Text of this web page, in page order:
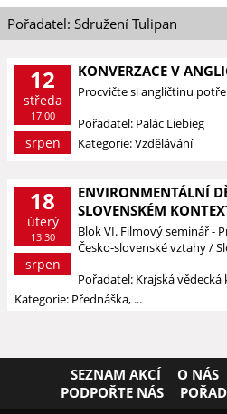
Pořadatel: Sdružení Tulipan
12
středa
17:00
srpen
KONVERZACE V
Procvičte si angličtinu
Pořadatel: Palác Liebieg
Kategorie: Vzdělávání
18
úterý
13:30
srpen
ENVIRONMENTÁLNÍ
SLOVENSKÉM
Blok VI. Filmový seminář -
Česko-slovenské vztahy /
Pořadatel: Krajská
Kategorie: Přednáška, ...
SEZNAM AKCÍ O NÁS
PODPOŘTE NÁS